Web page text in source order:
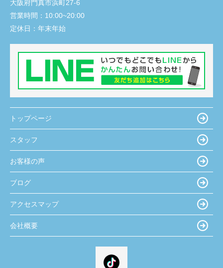
大阪府門真市浜町27-6
営業時間： 10:00~20:00
定休日： 年末年始
トップページ
スタッフ
お客様の声
ブログ
アクセスマップ
会社概要